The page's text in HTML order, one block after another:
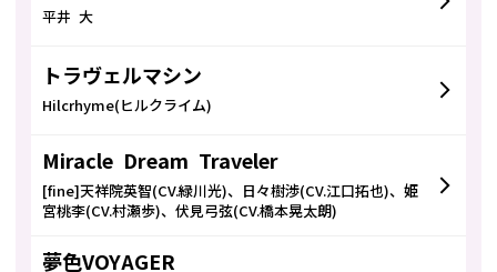
平井 大
トラヴェルマシン
Hilcrhyme(ヒルクライム)
Miracle Dream Traveler
[fine]天祥院英智(CV.緑川光)、日々樹渉(CV.江口拓也)、姫
宮桃李(CV.村瀬歩)、伏見弓弦(CV.橋本晃太朗)
夢色VOYAGER